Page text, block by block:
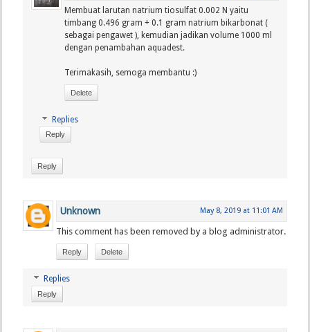
Membuat larutan natrium tiosulfat 0.002 N yaitu
timbang 0.496 gram + 0.1 gram natrium bikarbonat (
sebagai pengawet ), kemudian jadikan volume 1000 ml
dengan penambahan aquadest.
Terimakasih, semoga membantu :)
Delete
Replies
Reply
Reply
Unknown May 8, 2019 at 11:01 AM
This comment has been removed by a blog administrator.
Reply Delete
Replies
Reply